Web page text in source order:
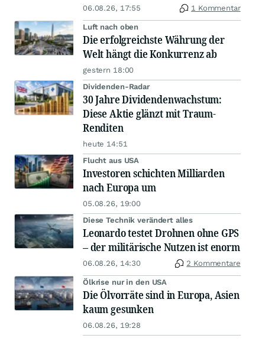
06.08.26, 17:55 1 Kommentar
Luft nach oben
Die erfolgreichste Währung der
Welt hängt die Konkurrenz ab
gestern 18:00
Dividenden-Radar
30 Jahre Dividendenwachstum:
Diese Aktie glänzt mit Traum-
Renditen
heute 14:51
Flucht aus USA
Investoren schichten Milliarden
nach Europa um
05.08.26, 19:00
Diese Technik verändert alles
Leonardo testet Drohnen ohne GPS
– der militärische Nutzen ist enorm
06.08.26, 14:30 2 Kommentare
Ölkrise nur in den USA
Die Ölvorräte sind in Europa, Asien
kaum gesunken
06.08.26, 19:28